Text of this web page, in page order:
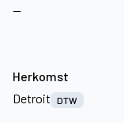
—
Herkomst
Detroit
DTW